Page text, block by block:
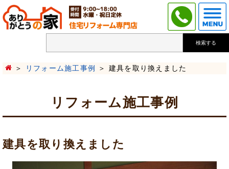
検索する
リフォーム施工事例 建具を取り換えました
リフォーム施工事例
建具を取り換えました